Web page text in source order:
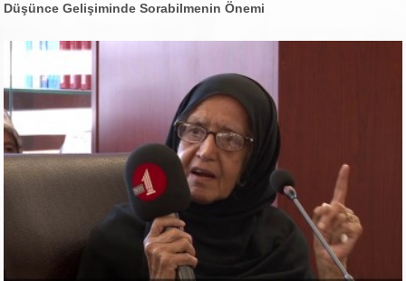
Düşünce Gelişiminde Sorabilmenin Önemi